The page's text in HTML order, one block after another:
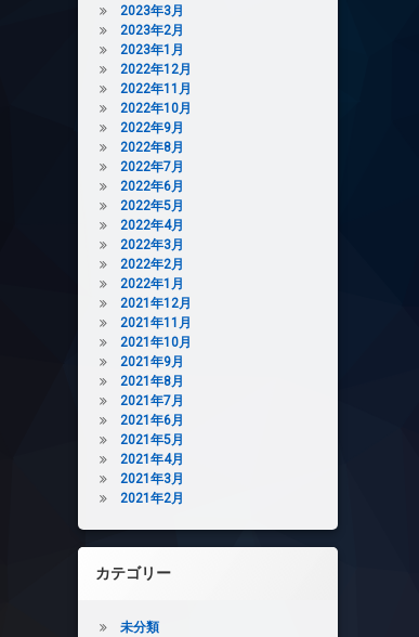
2023年3月
2023年2月
2023年1月
2022年12月
2022年11月
2022年10月
2022年9月
2022年8月
2022年7月
2022年6月
2022年5月
2022年4月
2022年3月
2022年2月
2022年1月
2021年12月
2021年11月
2021年10月
2021年9月
2021年8月
2021年7月
2021年6月
2021年5月
2021年4月
2021年3月
2021年2月
カテゴリー
未分類